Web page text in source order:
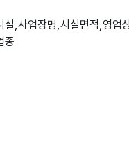
설,사업장명,시설면적,영업
종